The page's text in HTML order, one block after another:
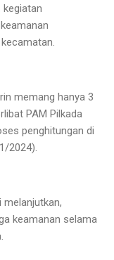
memang hanya 3
PAM Pilkada
penghitungan di
2024).
keamanan selama